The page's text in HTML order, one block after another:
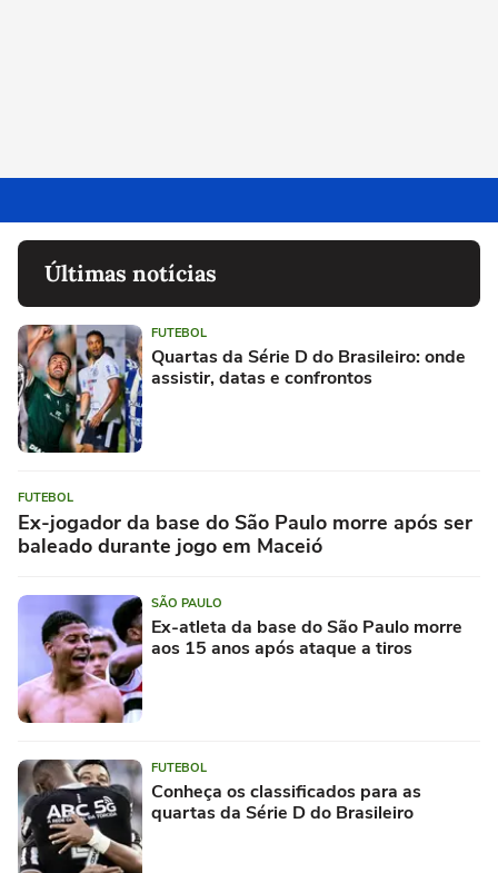
Últimas notícias
FUTEBOL
Quartas da Série D do Brasileiro: onde
assistir, datas e confrontos
FUTEBOL
Ex-jogador da base do São Paulo morre após ser
baleado durante jogo em Maceió
SÃO PAULO
Ex-atleta da base do São Paulo morre
aos 15 anos após ataque a tiros
FUTEBOL
Conheça os classificados para as
quartas da Série D do Brasileiro